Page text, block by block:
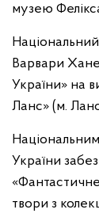
музею
Варвари
України» на
Ланс» (м.
України
твори з